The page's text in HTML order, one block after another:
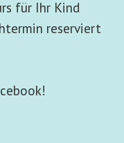
für Ihr Kind
reserviert